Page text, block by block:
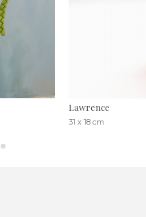
Lawrence
31 x 18 cm